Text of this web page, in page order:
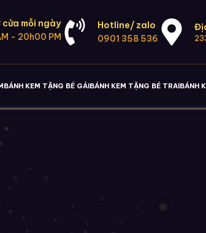
cửa mỗi ngày
- 20h00 PM
Hotline/ zalo
0901 358 536
BÁNH KEM TẶNG BÉ GÁIBÁNH KEM TẶNG BÉ TRAIBÁNH